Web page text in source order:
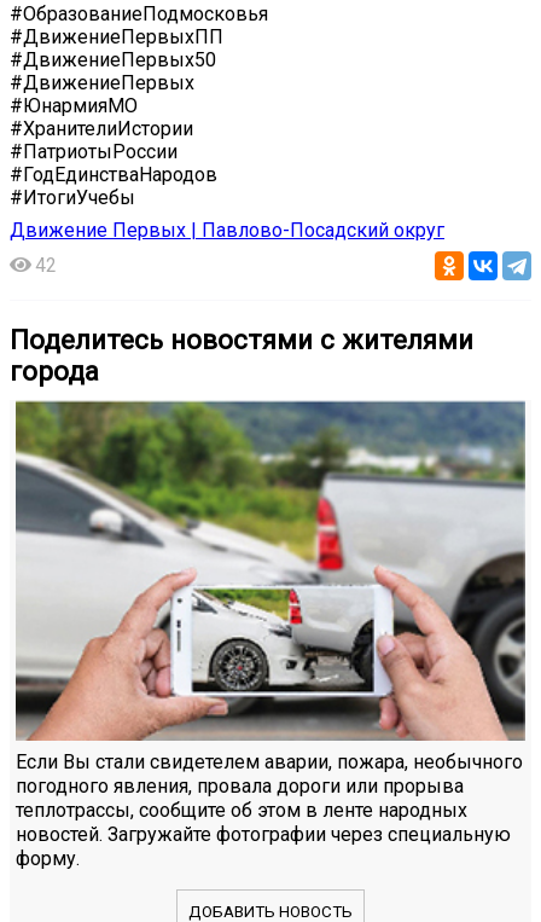
#ОбразованиеПодмосковья
#ДвижениеПервыхПП
#ДвижениеПервых50
#ДвижениеПервых
#ЮнармияМО
#ХранителиИстории
#ПатриотыРоссии
#ГодЕдинстваНародов
#ИтогиУчебы
Движение Первых | Павлово-Посадский округ
42
Поделитесь новостями с жителями
города
Если Вы стали свидетелем аварии, пожара, необычного
погодного явления, провала дороги или прорыва
теплотрассы, сообщите об этом в ленте народных
новостей. Загружайте фотографии через специальную
форму.
ДОБАВИТЬ НОВОСТЬ